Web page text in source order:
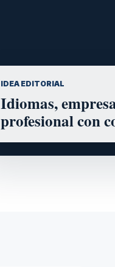
IDEA EDITORIAL
Idiomas,
profesional con